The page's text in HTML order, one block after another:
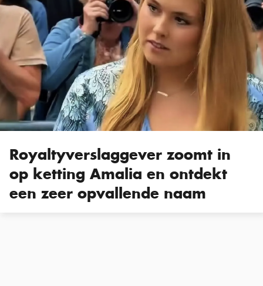
Royaltyverslaggever zoomt in
op ketting Amalia en ontdekt
een zeer opvallende naam